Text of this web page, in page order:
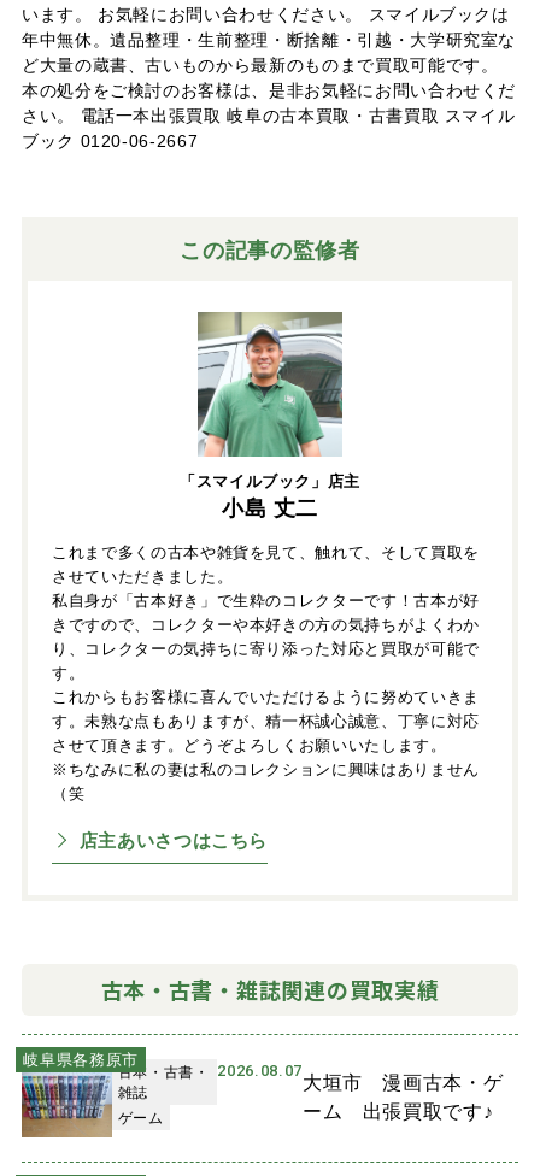
います。 お気軽にお問い合わせください。 スマイルブックは
年中無休。遺品整理・生前整理・断捨離・引越・大学研究室な
ど大量の蔵書、古いものから最新のものまで買取可能です。
本の処分をご検討のお客様は、是非お気軽にお問い合わせくだ
さい。 電話一本出張買取 岐阜の古本買取・古書買取 スマイル
ブック 0120-06-2667
この記事の監修者
「スマイルブック」店主
小島 丈二
これまで多くの古本や雑貨を見て、触れて、そして買取を
させていただきました。
私自身が「古本好き」で生粋のコレクターです！古本が好
きですので、コレクターや本好きの方の気持ちがよくわか
り、コレクターの気持ちに寄り添った対応と買取が可能で
す。
これからもお客様に喜んでいただけるように努めていきま
す。未熟な点もありますが、精一杯誠心誠意、丁寧に対応
させて頂きます。どうぞよろしくお願いいたします。
※ちなみに私の妻は私のコレクションに興味はありません
（笑
店主あいさつはこちら
古本・古書・雑誌関連の買取実績
岐阜県各務原市
古本・古書・
雑誌
ゲーム
2026.08.07
大垣市 漫画古本・ゲ
ーム 出張買取です♪